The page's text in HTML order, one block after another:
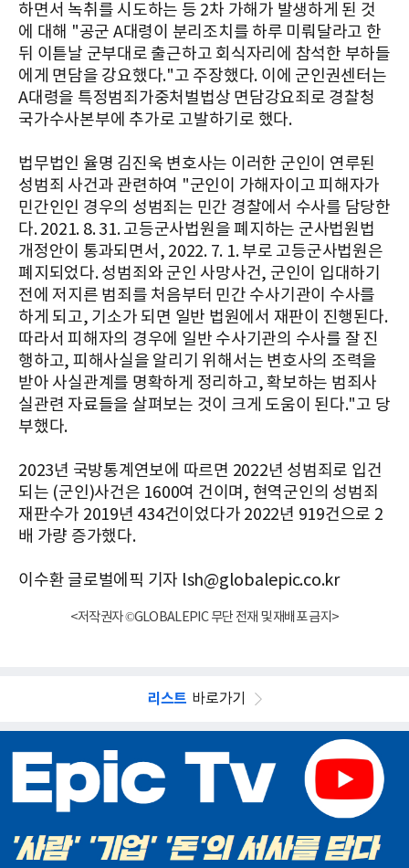
하면서 녹취를 시도하는 등 2차 가해가 발생하게 된 것
에 대해 "공군 A대령이 분리조치를 하루 미뤄달라고 한
뒤 이튿날 군부대로 출근하고 회식자리에 참석한 부하들
에게 면담을 강요했다."고 주장했다. 이에 군인권센터는
A대령을 특정범죄가중처벌법상 면담강요죄로 경찰청
국가수사본부에 추가로 고발하기로 했다.
법무법인 율명 김진욱 변호사는 이러한 군인이 연루된
성범죄 사건과 관련하여 "군인이 가해자이고 피해자가
민간인인 경우의 성범죄는 민간 경찰에서 수사를 담당한
다. 2021. 8. 31. 고등군사법원을 폐지하는 군사법원법
개정안이 통과되면서, 2022. 7. 1. 부로 고등군사법원은
폐지되었다. 성범죄와 군인 사망사건, 군인이 입대하기
전에 저지른 범죄를 처음부터 민간 수사기관이 수사를
하게 되고, 기소가 되면 일반 법원에서 재판이 진행된다.
따라서 피해자의 경우에 일반 수사기관의 수사를 잘 진
행하고, 피해사실을 알리기 위해서는 변호사의 조력을
받아 사실관계를 명확하게 정리하고, 확보하는 범죄사
실관련 자료들을 살펴보는 것이 크게 도움이 된다."고 당
부했다.
2023년 국방통계연보에 따르면 2022년 성범죄로 입건
되는 (군인)사건은 1600여 건이며, 현역군인의 성범죄
재판수가 2019년 434건이었다가 2022년 919건으로 2
배 가량 증가했다.
이수환 글로벌에픽 기자 lsh@globalepic.co.kr
<저작권자 ©GLOBALEPIC 무단 전재 및 재배포 금지>
리스트 바로가기